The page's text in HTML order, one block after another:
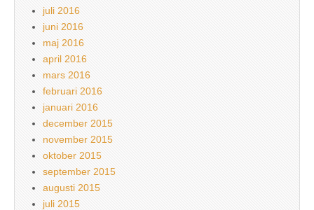
juli 2016
juni 2016
maj 2016
april 2016
mars 2016
februari 2016
januari 2016
december 2015
november 2015
oktober 2015
september 2015
augusti 2015
juli 2015